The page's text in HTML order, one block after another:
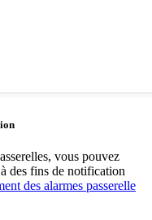
vous pouvez
des fins de notification
des alarmes passerelle